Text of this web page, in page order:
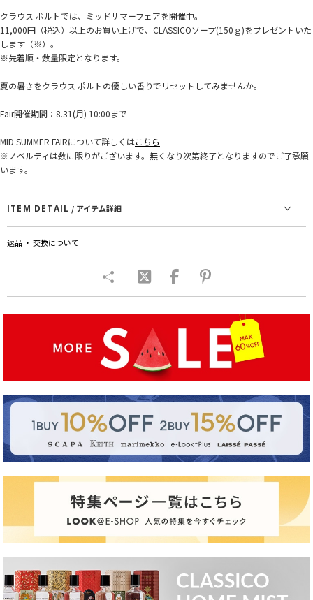
クラウス ポルトでは、ミッドサマーフェアを開催中。
11,000円（税込）以上のお買い上げで、CLASSICOソープ(150ｇ)をプレゼントいた
します（※）。
※先着順・数量限定となります。
夏の暑さをクラウス ポルトの優しい香りでリセットしてみませんか。
Fair開催期間：8.31(月) 10:00まで
MID SUMMER FAIRについて詳しくはこちら
※ノベルティは数に限りがございます。無くなり次第終了となりますのでご了承願
います。
ITEM DETAIL / アイテム詳細
返品 ・ 交換について